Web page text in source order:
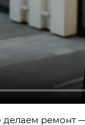
ремонт